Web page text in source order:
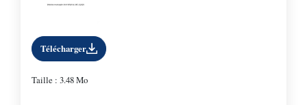
Télécharger
Taille : 3.48 Mo